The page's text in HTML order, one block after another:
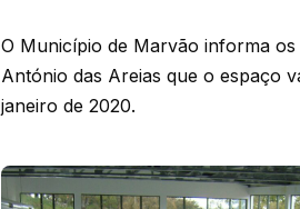
O Município de Marvão informa
António das Areias que o espaço
janeiro de 2020.